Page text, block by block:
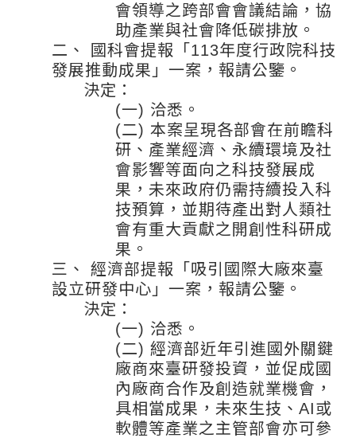
會領導之跨部會會議結論，協
助產業與社會降低碳排放。
二、
國科會提報「113年度行政院科技
發展推動成果」一案，報請公鑒。
決定：
(一) 洽悉。
(二) 本案呈現各部會在前瞻科
研、產業經濟、永續環境及社
會影響等面向之科技發展成
果，未來政府仍需持續投入科
技預算，並期待產出對人類社
會有重大貢獻之開創性科研成
果。
三、
經濟部提報「吸引國際大廠來臺
設立研發中心」一案，報請公鑒。
決定：
(一) 洽悉。
(二) 經濟部近年引進國外關鍵
廠商來臺研發投資，並促成國
內廠商合作及創造就業機會，
具相當成果，未來生技、AI或
軟體等產業之主管部會亦可參